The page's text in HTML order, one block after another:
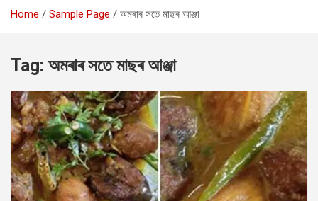
Home Sample Page অমৰাৰ সতে মাছৰ আঞ্জা
Tag: অমৰাৰ সতে মাছৰ আঞ্জা